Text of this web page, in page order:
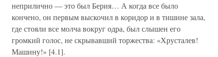
неприлично — это был Берия… А когда все было
кончено, он первым выскочил в коридор и в тишине зала,
где стояли все молча вокруг одра, был слышен его
громкий голос, не скрывавший торжества: «Хрусталев!
Машину!» [4.1].